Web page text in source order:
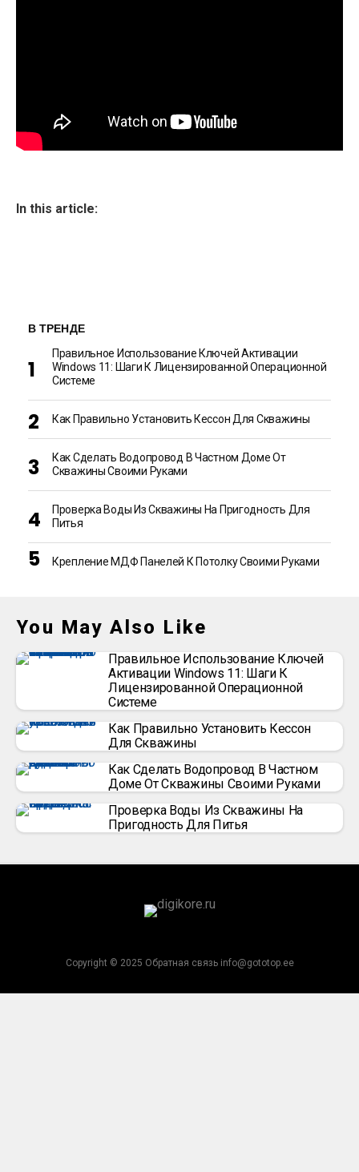
In this article:
В ТРЕНДЕ
Правильное Использование Ключей Активации
Windows 11: Шаги К Лицензированной Операционной
Системе
Как Правильно Установить Кессон Для Скважины
Как Сделать Водопровод В Частном Доме От
Скважины Своими Руками
Проверка Воды Из Скважины На Пригодность Для
Питья
Крепление МДФ Панелей К Потолку Своими Руками
You May Also Like
Правильное Использование Ключей
Активации Windows 11: Шаги К
Лицензированной Операционной
Системе
Как Правильно Установить Кессон
Для Скважины
Как Сделать Водопровод В Частном
Доме От Скважины Своими Руками
Проверка Воды Из Скважины На
Пригодность Для Питья
Copyright © 2025 Обратная связь info@gototop.ee